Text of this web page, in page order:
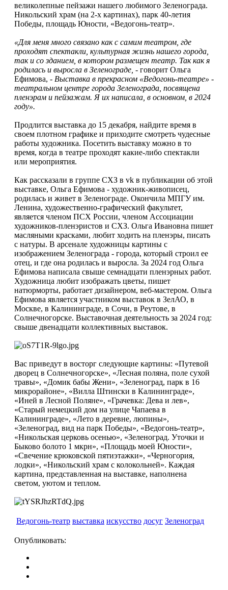
великолепные пейзажи нашего любимого Зеленограда.
Никольский храм (на 2-х картинах), парк 40-летия
Победы, площадь Юности, «Ведогонь-театр».
«Для меня много связано как с самим театром, где
проходят спектакли, культурная жизнь нашего города,
так и со зданием, в котором размещен театр. Так как я
родилась и выросла в Зеленограде, - говорит Ольга
Ефимова, - Выставка в прекрасном «Ведогонь-театре» -
театральном центре города Зеленограда, посвящена
пленэрам и пейзажам. Я их написала, в основном, в 2024
году».
Продлится выставка до 15 декабря, найдите время в
своем плотном графике и приходите смотреть чудесные
работы художника. Посетить выставку можно в то
время, когда в театре проходят какие-либо спектакли
или мероприятия.
Как рассказали в группе СХЗ в vk в публикации об этой
выставке, Ольга Ефимова - художник-живописец,
родилась и живет в Зеленограде. Окончила МПГУ им.
Ленина, художественно-графический факультет,
является членом ПСХ России, членом Ассоциации
художников-пленэристов и СХЗ. Ольга Ивановна пишет
масляными красками, любит ходить на пленэры, писать
с натуры. В арсенале художницы картины с
изображением Зеленограда - города, который строил ее
отец, и где она родилась и выросла. За 2024 год Ольга
Ефимова написала свыше семнадцати пленэрных работ.
Художница любит изображать цветы, пишет
натюрморты, работает дизайнером, веб-мастером. Ольга
Ефимова является участником выставок в ЗелАО, в
Москве, в Калининграде, в Сочи, в Реутове, в
Солнечногорске. Выставочная деятельность за 2024 год:
свыше двенадцати коллективных выставок.
Вас приведут в восторг следующие картины: «Путевой
дворец в Солнечногорске», «Лесная поляна, поле сухой
травы», «Домик бабы Жени», «Зеленоград, парк в 16
микрорайоне», «Вилла Штински в Калининграде»,
«Иней в Лесной Поляне», «Грачевка: Дева и лев»,
«Старый немецкий дом на улице Чапаева в
Калининграде», «Лето в деревне, люпины»,
«Зеленоград, вид на парк Победы», «Ведогонь-театр»,
«Никольская церковь осенью», «Зеленоград. Уточки и
Быково болото 1 мкрн», «Площадь моей Юности»,
«Свечение крюковской пятиэтажки», «Черногория,
лодки», «Никольский храм с колокольней». Каждая
картина, представленная на выставке, наполнена
светом, уютом и теплом.
Ведогонь-театр выставка искусство досуг Зеленоград
Опубликовать: